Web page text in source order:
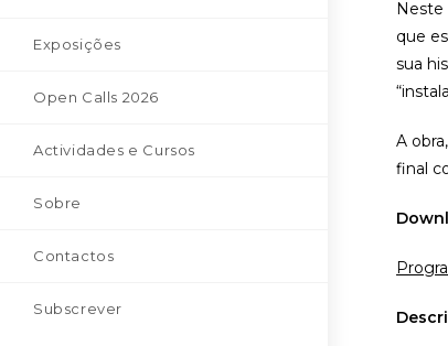
Exposições
Open Calls 2026
Actividades e Cursos
Sobre
Contactos
Subscrever
Neste
que
sua
A
final